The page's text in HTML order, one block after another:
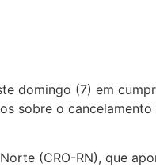
domingo (7) em
sobre o
(CRO-RN), que